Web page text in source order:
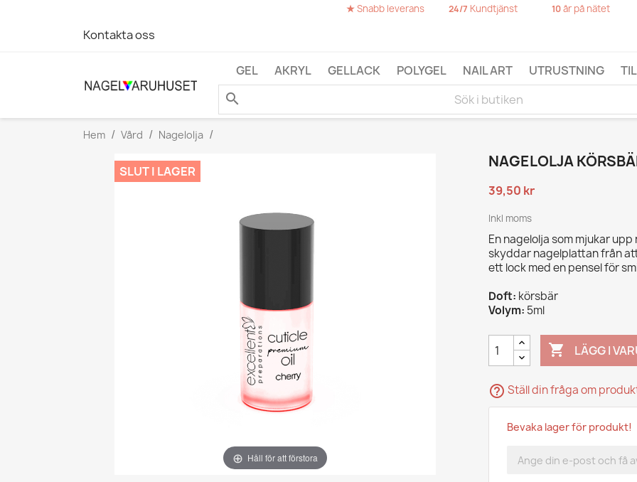
★Snabb leverans 24/7 Kundtjänst 10år på nätet
Kontakta oss
GEL AKRYL GELLACK POLYGEL NAIL ART UTRUSTNING
search
Hem Vård Nagelolja
SLUT I LAGER
Håll för att förstora
NAGELOLJA
39,50 kr
Inkl moms
En nagelolja som mjukar
skyddar nagelplattan från
ett lock med en pensel för
Doft: körsbär
Volym: 5ml
 LÄGG I
help_outline Ställ din fråga om
Bevaka lager för produkt!